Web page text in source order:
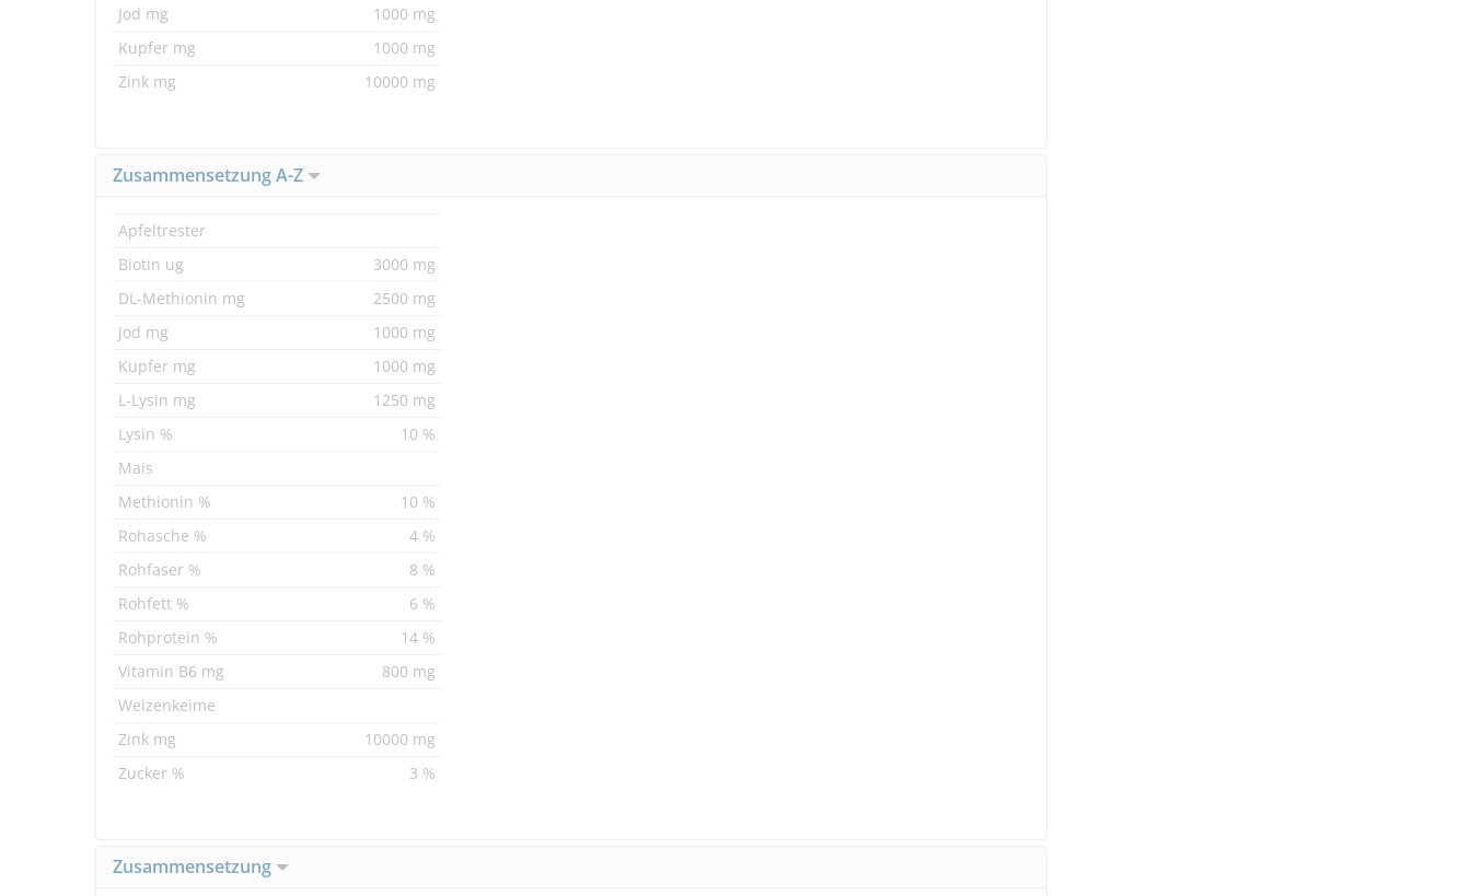
Jod mg
1000 mg
Kupfer mg
1000 mg
Zink mg
10000 mg
Zusammensetzung A-Z
Apfeltrester
Biotin ug
3000 mg
DL-Methionin mg
2500 mg
Jod mg
1000 mg
Kupfer mg
1000 mg
L-Lysin mg
1250 mg
Lysin %
10 %
Mais
Methionin %
10 %
Rohasche %
4 %
Rohfaser %
8 %
Rohfett %
6 %
Rohprotein %
14 %
Vitamin B6 mg
800 mg
Weizenkeime
Zink mg
10000 mg
Zucker %
3 %
Zusammensetzung